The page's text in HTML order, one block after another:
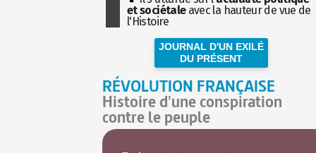
et sociétaleavec la hauteur de vue de
l'Histoire
JOURNAL D'UN EXILÉ
DU PRÉSENT
RÉVOLUTION FRANÇAISE
Histoire d'une conspiration
contre le peuple